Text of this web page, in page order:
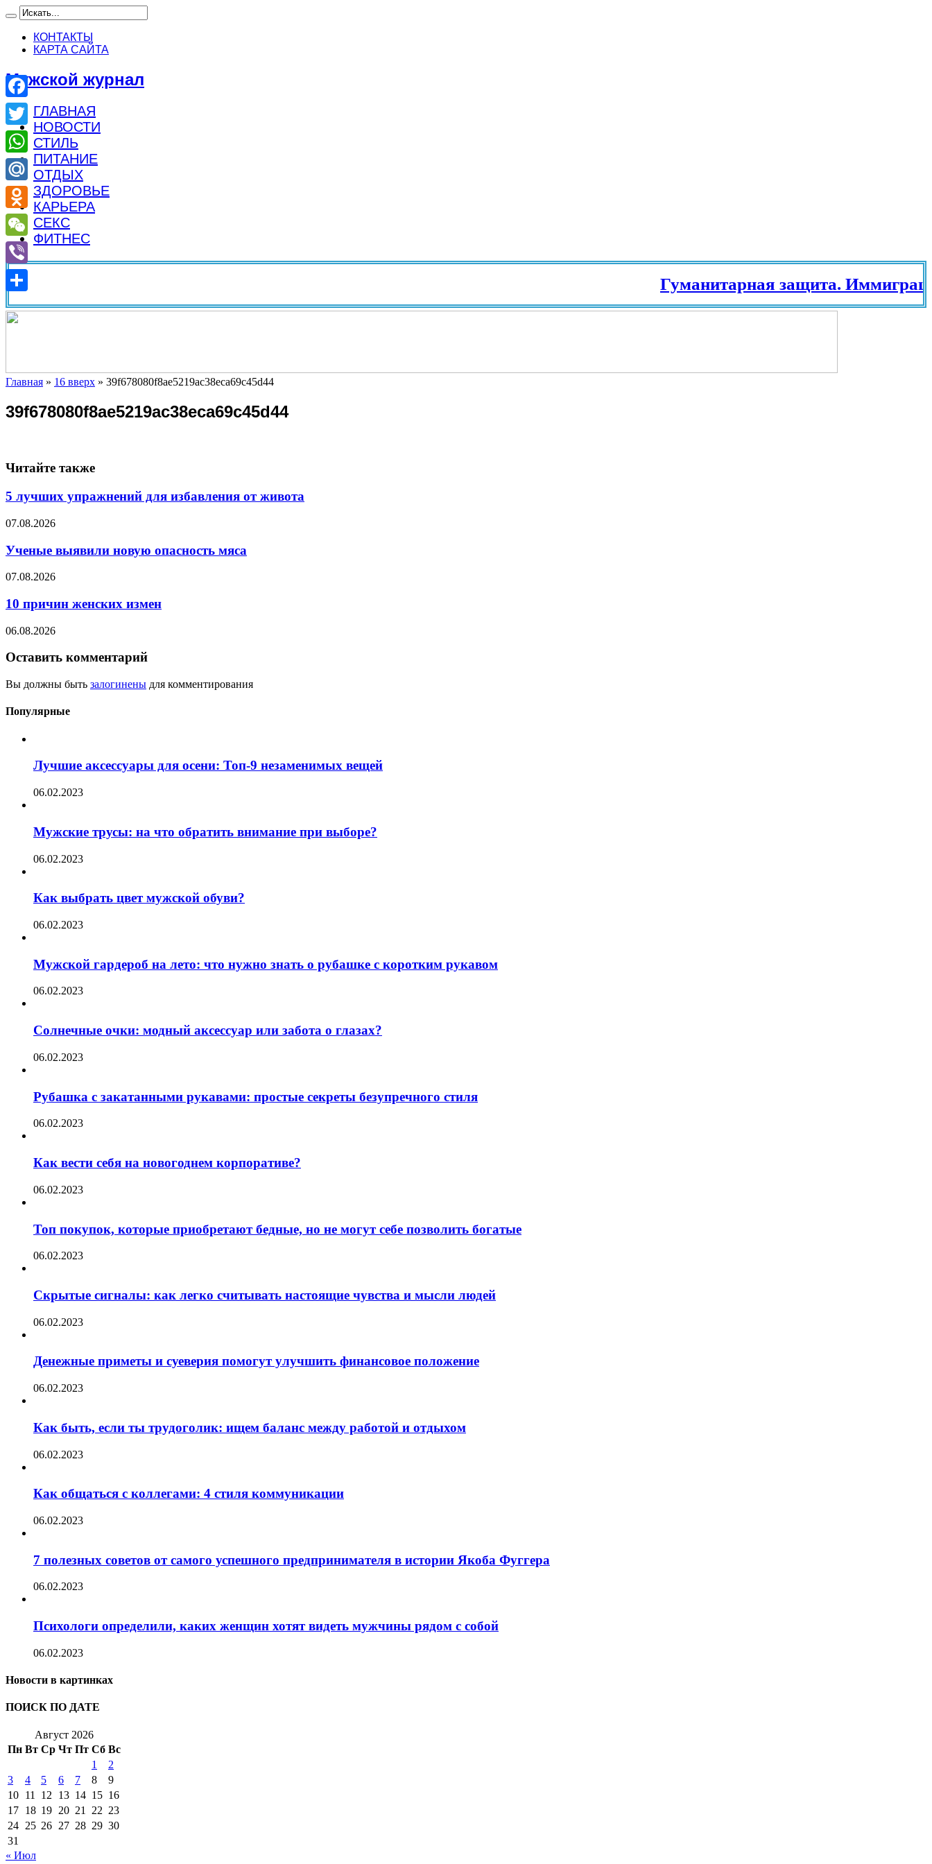
КОНТАКТЫ
КАРТА САЙТА
Мужской журнал
ГЛАВНАЯ
НОВОСТИ
СТИЛЬ
ПИТАНИЕ
ОТДЫХ
ЗДОРОВЬЕ
КАРЬЕРА
СЕКС
ФИТНЕС
Гуманитарная защита.
Главная » 16 вверх » 39f678080f8ae5219ac38eca69c45d44
39f678080f8ae5219ac38eca69c45d44
Читайте также
5 лучших упражнений для избавления от живота
07.08.2026
Ученые выявили новую опасность мяса
07.08.2026
10 причин женских измен
06.08.2026
Оставить комментарий
Вы должны быть залогинены для комментирования
Популярные
Лучшие аксессуары для осени: Топ-9 незаменимых вещей
06.02.2023
Мужские трусы: на что обратить внимание при выборе?
06.02.2023
Как выбрать цвет мужской обуви?
06.02.2023
Мужской гардероб на лето: что нужно знать о рубашке с коротким рукавом
06.02.2023
Солнечные очки: модный аксессуар или забота о глазах?
06.02.2023
Рубашка с закатанными рукавами: простые секреты безупречного стиля
06.02.2023
Как вести себя на новогоднем корпоративе?
06.02.2023
Топ покупок, которые приобретают бедные, но не могут себе позволить богатые
06.02.2023
Скрытые сигналы: как легко считывать настоящие чувства и мысли людей
06.02.2023
Денежные приметы и суеверия помогут улучшить финансовое положение
06.02.2023
Как быть, если ты трудоголик: ищем баланс между работой и отдыхом
06.02.2023
Как общаться с коллегами: 4 стиля коммуникации
06.02.2023
7 полезных советов от самого успешного предпринимателя в истории Якоба Фуггера
06.02.2023
Психологи определили, каких женщин хотят видеть мужчины рядом с собой
06.02.2023
Новости в картинках
ПОИСК ПО ДАТЕ
Август 2026
Пн Вт Ср Чт Пт Сб Вс
1
2
3
4 5 6 7 8
9
10 11 12 13 14 15 16
17 18 19 20 21 22 23
24 25 26 27 28 29 30
31
« Июл
Facebook
Twitter
WhatsApp
Mail.Ru
Odnoklassniki
WeChat
Viber
Отправить